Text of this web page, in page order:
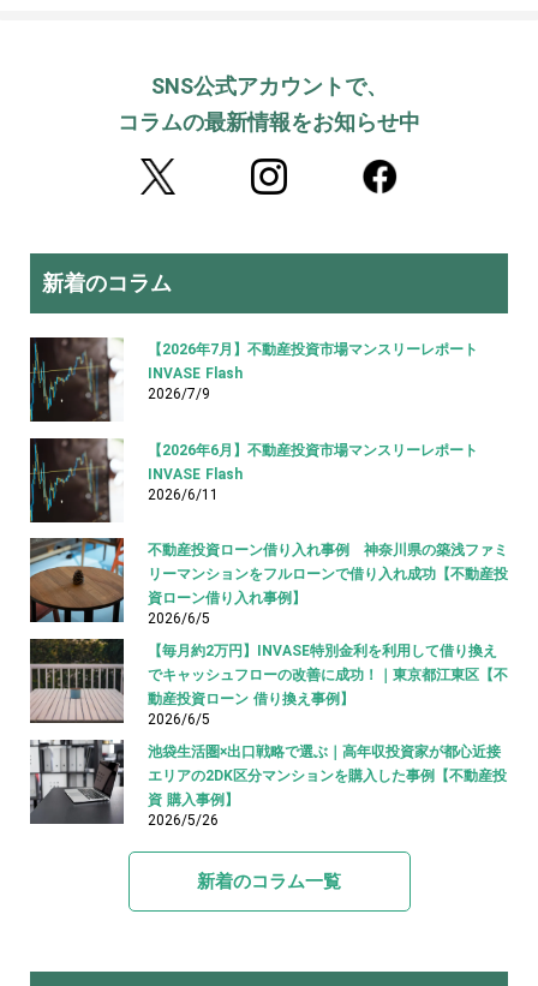
SNS公式アカウントで、
コラムの最新情報をお知らせ中
新着のコラム
【2026年7月】不動産投資市場マンスリーレポート
INVASE Flash
2026/7/9
【2026年6月】不動産投資市場マンスリーレポート
INVASE Flash
2026/6/11
不動産投資ローン借り入れ事例 神奈川県の築浅ファミ
リーマンションをフルローンで借り入れ成功【不動産投
資ローン借り入れ事例】
2026/6/5
【毎月約2万円】INVASE特別金利を利用して借り換え
でキャッシュフローの改善に成功！｜東京都江東区【不
動産投資ローン 借り換え事例】
2026/6/5
池袋生活圏×出口戦略で選ぶ｜高年収投資家が都心近接
エリアの2DK区分マンションを購入した事例【不動産投
資 購入事例】
2026/5/26
新着のコラム一覧